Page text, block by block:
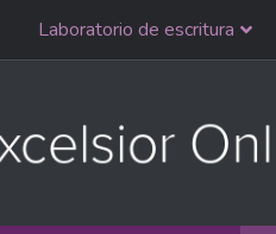
Laboratorio de escritura